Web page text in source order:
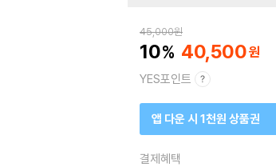
45,000원
10 40,500
YES포인트
앱 다운 시 1천원 상품권
결제혜택